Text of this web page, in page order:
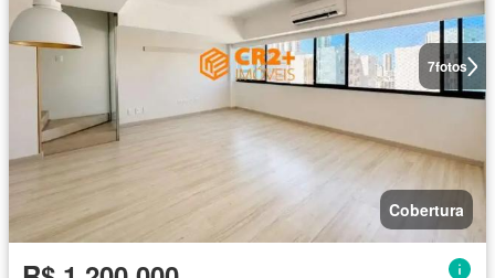
7fotos
Cobertura